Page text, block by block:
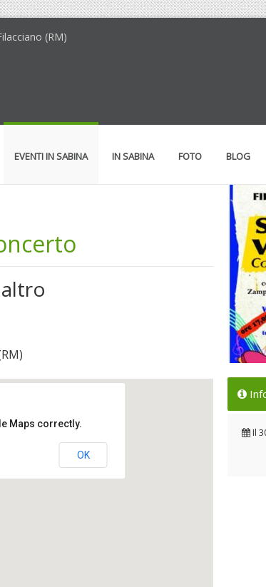
(RM)
EVENTI IN SABINA IN SABINA FOTO BLOG
Maps correctly.
OK
Si
Il
Il